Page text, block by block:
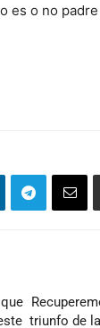
es o no
triunfo de